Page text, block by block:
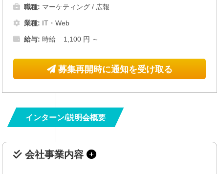
職種: マーケティング / 広報
業種: IT・Web
給与: 時給 1,100 円 ～
募集再開時に通知を受け取る
インターン/説明会概要
会社事業内容